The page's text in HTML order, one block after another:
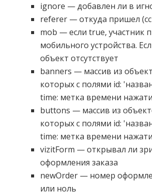
ignore — добавлен ли в
referer — откуда пришел
mob — если true, участник
мобильного устройства.
объект отсутствует
banners — массив из
которых с полями id:
time: метка времени
buttons — массив из
которых с полями id:
time: метка времени
vizitForm — открывал ли
оформления заказа
newOrder — номер
или ноль